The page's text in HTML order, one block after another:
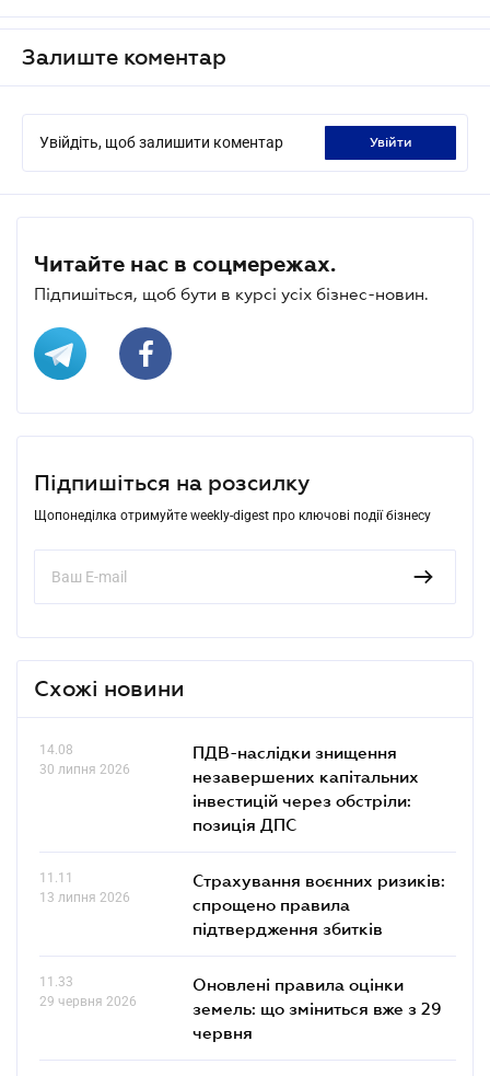
Залиште коментар
Увійдіть, щоб залишити коментар увійти
Читайте нас в соцмережах.
Підпишіться, щоб бути в курсі усіх бізнес-новин.
Підпишіться на розсилку
Щопонеділка отримуйте weekly-digest про ключові події бізнесу
Схожі новини
14.08
30 липня 2026
ПДВ-наслідки знищення
незавершених капітальних
інвестицій через обстріли:
позиція ДПС
11.11
13 липня 2026
Страхування воєнних ризиків:
спрощено правила
підтвердження збитків
11.33
29 червня 2026
Оновлені правила оцінки
земель: що зміниться вже з 29
червня